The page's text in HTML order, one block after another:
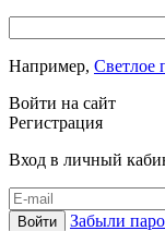
Например, Светлое
Войти на сайт
Регистрация
Вход в личный
Забыли